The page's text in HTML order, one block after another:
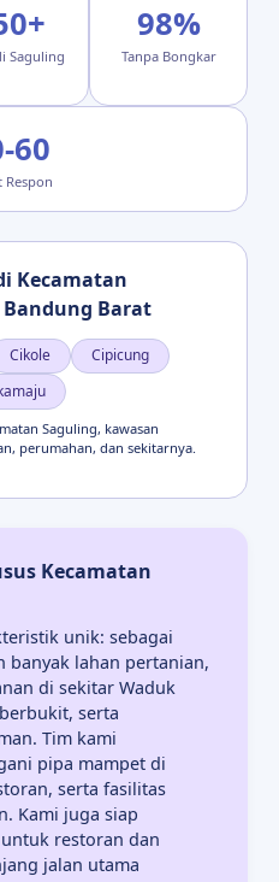
Saguling
98%
Tanpa Bongkar
60
Respon
Kecamatan
Barat
Cikole
Cipicung
Saguling, kawasan
perumahan, dan sekitarnya.
Kecamatan
unik: sebagai
banyak lahan pertanian,
di sekitar Waduk
serta
Tim kami
pipa mampet di
serta fasilitas
Kami juga siap
restoran dan
jalan utama